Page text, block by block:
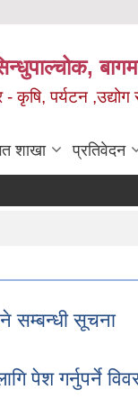
कृषि, पर्यटन ,उद्योग
शाखा प्रतिवेदन
सम्बन्धी सूचना
पेश गर्नुपर्ने